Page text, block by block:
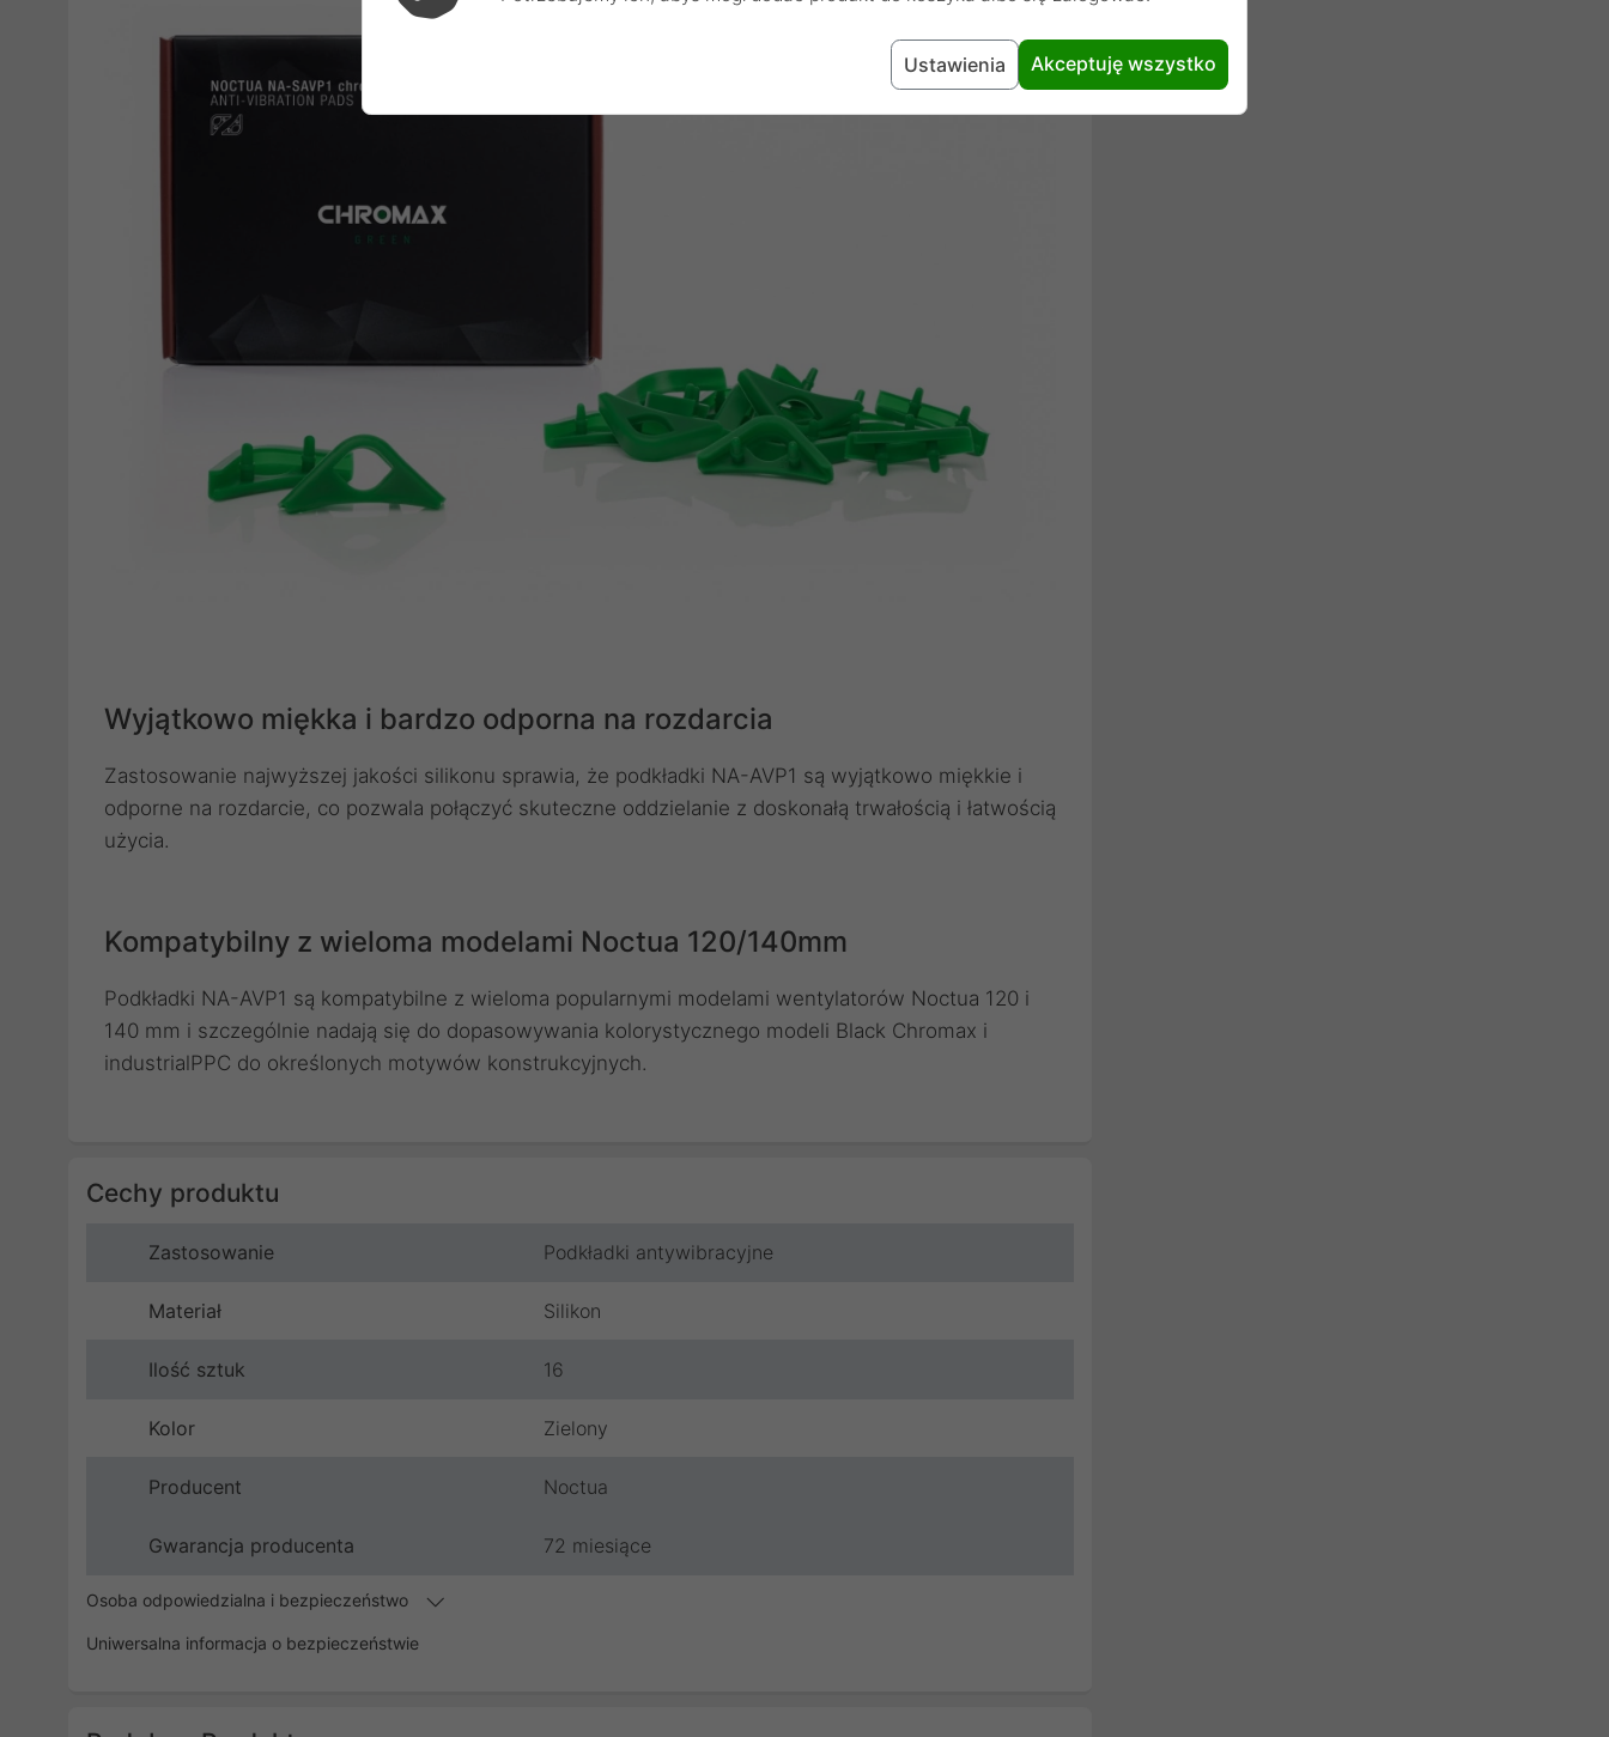
Wyjątkowo miękka i bardzo odporna na rozdarcia
Zastosowanie najwyższej jakości silikonu sprawia, że ​​podkładki NA-AVP1 są wyjątkowo miękkie i
odporne na rozdarcie, co pozwala połączyć skuteczne oddzielanie z doskonałą trwałością i łatwością
użycia.
Kompatybilny z wieloma modelami Noctua 120/140mm
Podkładki NA-AVP1 są kompatybilne z wieloma popularnymi modelami wentylatorów Noctua 120 i
140 mm i szczególnie nadają się do dopasowywania kolorystycznego modeli Black Chromax i
industrialPPC do określonych motywów konstrukcyjnych.
Cechy produktu
Zastosowanie Podkładki antywibracyjne
Materiał Silikon
Ilość sztuk 16
Kolor Zielony
Producent Noctua
Gwarancja producenta 72 miesiące
Osoba odpowiedzialna i bezpieczeństwo
Uniwersalna informacja o bezpieczeństwie
Ustawienia Akceptuję wszystko